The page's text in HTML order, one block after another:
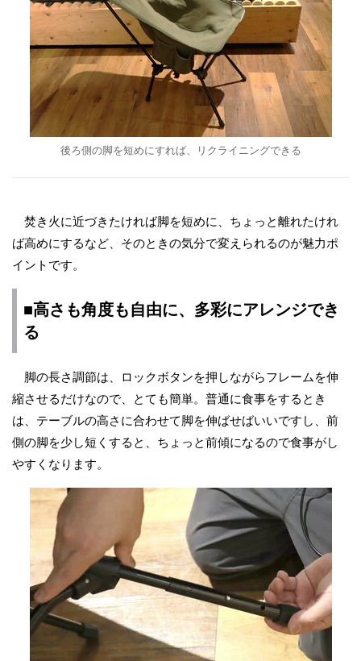
後ろ側の脚を短めにすれば、リクライニングできる
焚き火に近づきたければ脚を短めに、ちょっと離れたけれ
ば高めにするなど、そのときの気分で変えられるのが魅力ポ
イントです。
■高さも角度も自由に、多彩にアレンジでき
る
脚の長さ調節は、ロックボタンを押しながらフレームを伸
縮させるだけなので、とても簡単。普通に食事をするとき
は、テーブルの高さに合わせて脚を伸ばせばいいですし、前
側の脚を少し短くすると、ちょっと前傾になるので食事がし
やすくなります。